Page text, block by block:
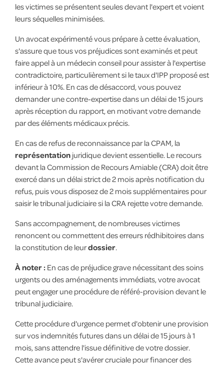
les victimes se présentent seules devant l'expert et voient
leurs séquelles minimisées.
Un avocat expérimenté vous prépare à cette évaluation,
s'assure que tous vos préjudices sont examinés et peut
faire appel à un médecin conseil pour assister à l'expertise
contradictoire, particulièrement si le taux d'IPP proposé est
inférieur à 10%. En cas de désaccord, vous pouvez
demander une contre-expertise dans un délai de 15 jours
après réception du rapport, en motivant votre demande
par des éléments médicaux précis.
En cas de refus de reconnaissance par la CPAM, la
représentationjuridique devient essentielle. Le recours
devant la Commission de Recours Amiable (CRA) doit être
exercé dans un délai strict de 2 mois après notification du
refus, puis vous disposez de 2 mois supplémentaires pour
saisir le tribunal judiciaire si la CRA rejette votre demande.
Sans accompagnement, de nombreuses victimes
renoncent ou commettent des erreurs rédhibitoires dans
la constitution de leurdossier.
À noter :En cas de préjudice grave nécessitant des soins
urgents ou des aménagements immédiats, votre avocat
peut engager une procédure de référé-provision devant le
tribunal judiciaire.
Cette procédure d'urgence permet d'obtenir une provision
sur vos indemnités futures dans un délai de 15 jours à 1
mois, sans attendre l'issue définitive de votre dossier.
Cette avance peut s'avérer cruciale pour financer des